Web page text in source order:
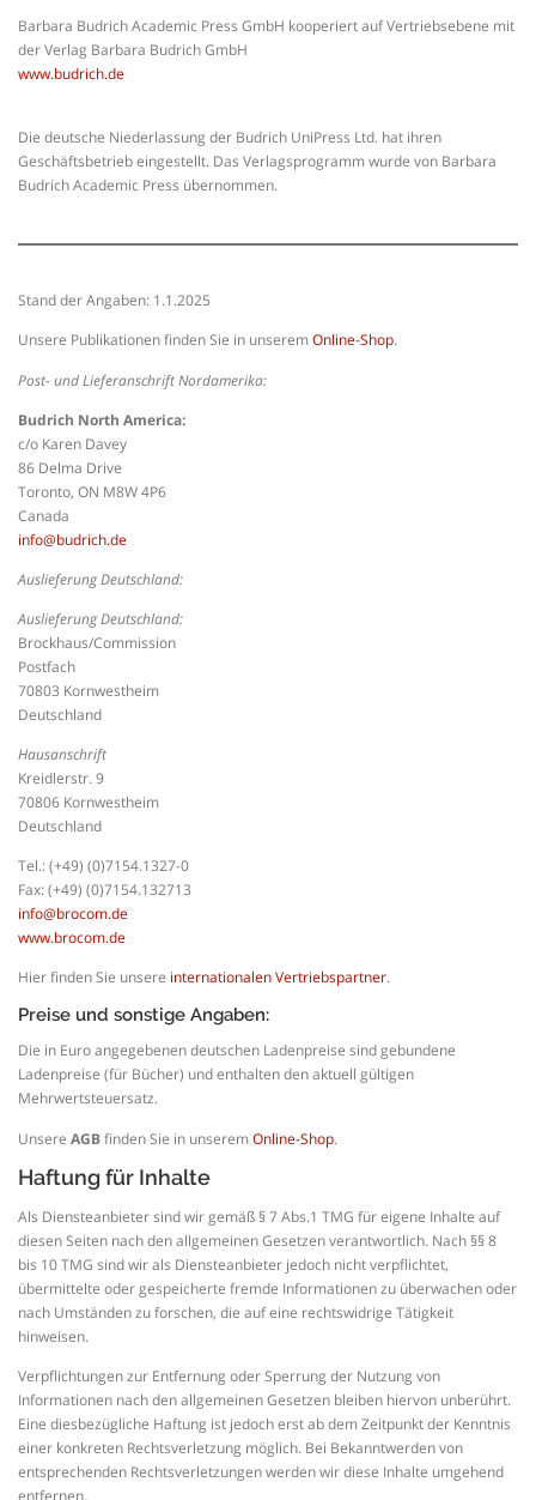
Barbara Budrich Academic Press GmbH kooperiert auf Vertriebsebene mit
der Verlag Barbara Budrich GmbH
www.budrich.de
Die deutsche Niederlassung der Budrich UniPress Ltd. hat ihren
Geschäftsbetrieb eingestellt. Das Verlagsprogramm wurde von Barbara
Budrich Academic Press übernommen.
Stand der Angaben: 1.1.2025
Unsere Publikationen finden Sie in unseremOnline-Shop.
Post- und Lieferanschrift Nordamerika:
Budrich North America:
c/o Karen Davey
86 Delma Drive
Toronto, ON M8W 4P6
Canada
info@budrich.de
Auslieferung Deutschland:
Auslieferung Deutschland:
Brockhaus/Commission
Postfach
70803 Kornwestheim
Deutschland
Hausanschrift
Kreidlerstr. 9
70806 Kornwestheim
Deutschland
Tel.: (+49) (0)7154.1327-0
Fax: (+49) (0)7154.132713
info@brocom.de
www.brocom.de
Hier finden Sie unsere internationalen Vertriebspartner.
Preise und sonstige Angaben:
Die in Euro angegebenen deutschen Ladenpreise sind gebundene
Ladenpreise (für Bücher) und enthalten den aktuell gültigen
Mehrwertsteuersatz.
Unsere AGBfinden Sie in unseremOnline-Shop.
Haftung für Inhalte
Als Diensteanbieter sind wir gemäß § 7 Abs.1 TMG für eigene Inhalte auf
diesen Seiten nach den allgemeinen Gesetzen verantwortlich. Nach §§ 8
bis 10 TMG sind wir als Diensteanbieter jedoch nicht verpflichtet,
übermittelte oder gespeicherte fremde Informationen zu überwachen oder
nach Umständen zu forschen, die auf eine rechtswidrige Tätigkeit
hinweisen.
Verpflichtungen zur Entfernung oder Sperrung der Nutzung von
Informationen nach den allgemeinen Gesetzen bleiben hiervon unberührt.
Eine diesbezügliche Haftung ist jedoch erst ab dem Zeitpunkt der Kenntnis
einer konkreten Rechtsverletzung möglich. Bei Bekanntwerden von
entsprechenden Rechtsverletzungen werden wir diese Inhalte umgehend
entfernen.